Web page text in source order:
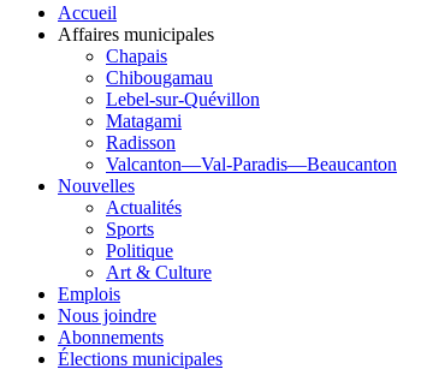
Accueil
Affaires municipales
Chapais
Chibougamau
Lebel-sur-Quévillon
Matagami
Radisson
Valcanton—Val-Paradis—Beaucanton
Nouvelles
Actualités
Sports
Politique
Art & Culture
Emplois
Nous joindre
Abonnements
Élections municipales